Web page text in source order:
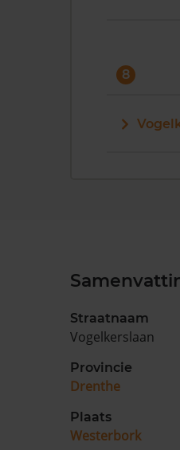
8
Straatnaam
Vogelkerslaan
Provincie
Drenthe
Plaats
Westerbork